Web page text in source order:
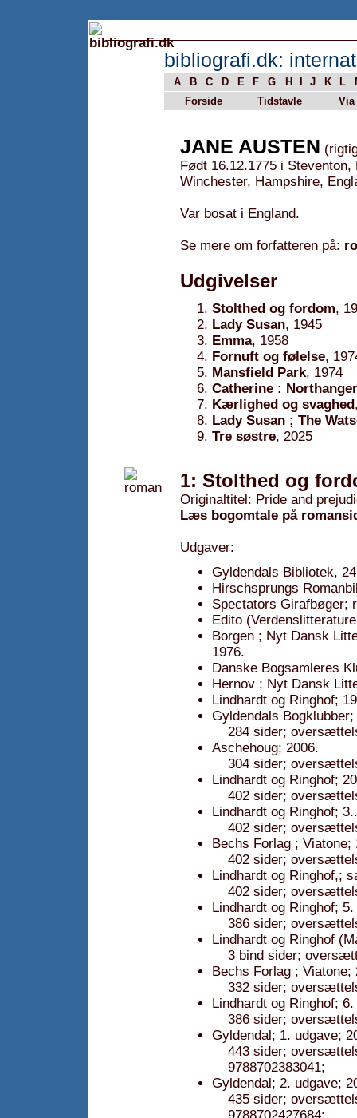
bibliografi.dk:
A B C D E F G H J K L
Forside
Tidstavle Via
JANE AUSTEN
Født 16.12.1775 i
Winchester, Hampshire,
Var bosat i England.
Se mere om forfatteren på:
Udgivelser
Stolthed og fordom,
Lady Susan, 1945
Emma, 1958
Fornuft og følelse,
Mansfield Park, 1974
Catherine :
Kærlighed og svaghed
Lady Susan ; The
Tre søstre, 2025
1: Stolthed og
Originaltitel: Pride and
Læs bogomtale på
Udgaver:
Gyldendals Bibliotek,
Hirschsprungs
Spectators Girafbøger;
Edito
Borgen ; Nyt Dansk
1976.
Danske Bogsamleres
Hernov ; Nyt Dansk
Lindhardt og Ringhof;
Gyldendals
284 sider;
Aschehoug; 2006.
304 sider;
Lindhardt og Ringhof;
402 sider;
Lindhardt og Ringhof;
402 sider;
Bechs Forlag ; Viatone;
402 sider;
Lindhardt og Ringhof,;
402 sider;
Lindhardt og Ringhof;
386 sider;
Lindhardt og Ringhof
3 bind sider;
Bechs Forlag ; Viatone;
332 sider;
Lindhardt og Ringhof;
386 sider;
Gyldendal; 1. udgave;
443 sider;
9788702383041;
Gyldendal; 2. udgave;
435 sider;